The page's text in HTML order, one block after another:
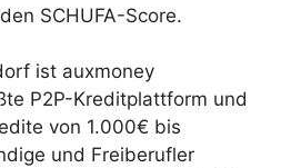
SCHUFA-Score.
ist auxmoney
P2P-Kreditplattform und
von 1.000€ bis
und Freiberufler